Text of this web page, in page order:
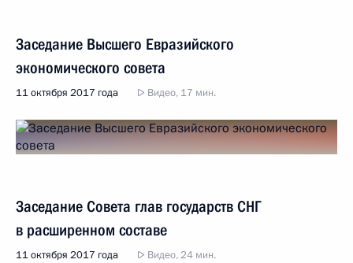
Заседание Высшего Евразийского
экономического совета
11 октября 2017 года Видео, 17 мин.
Заседание Совета глав государств СНГ
в расширенном составе
11 октября 2017 года Видео, 24 мин.